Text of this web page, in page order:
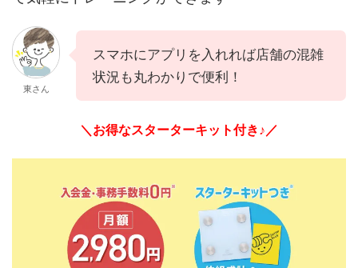
東さん
スマホにアプリを入れれば店舗の混雑
状況も丸わかりで便利！
＼お得なスターターキット付き♪／